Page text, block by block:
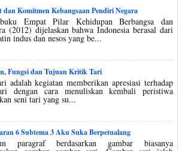
dan Komitmen Kebangsaan Pendiri Negara
Empat Pilar Kehidupan Berbangsa dan
(2012) dijelaskan bahwa Indonesia berasal dari
indus dan nesos yang be...
Fungsi dan Tujuan Kritik Tari
adalah kegiatan memberikan apresiasi terhadap
dengan cara menuliskan kembali peristiwa
seni tari yang su...
6 Subtema 3 Aku Suka Berpetualang
paragraf berdasarkan gambar biasanya